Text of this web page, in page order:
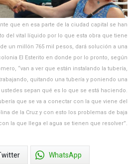
que en esa parte de la ciudad capital se han
del vital líquido por lo que esta obra que tiene
un millón 765 mil pesos, dará solución a una
El Esterito en donde por lo pronto, según
“van a ver que están instalando la tubería,
quitando una tubería y poniendo una
sepan qué es lo que se está haciendo.
que se va a conectar con la que viene del
de la Cruz y con esto los problemas de baja
la que llega el agua se tienen que resolver”.
WhatsApp